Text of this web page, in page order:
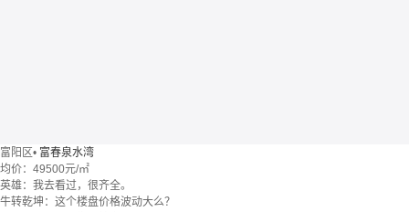
富阳区• 富春泉水湾
均价： 49500元/㎡
英雄：我去看过，很齐全。
牛转乾坤：这个楼盘价格波动大么？